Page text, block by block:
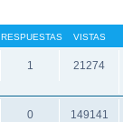
RESPUESTAS VISTAS
1 21274
0 149141